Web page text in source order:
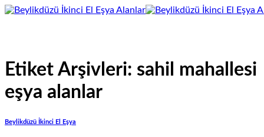
İçeriğe
Etiket Arşivleri: sahil mahallesi
eşya alanlar
Beylikdüzü İkinci El Eşya